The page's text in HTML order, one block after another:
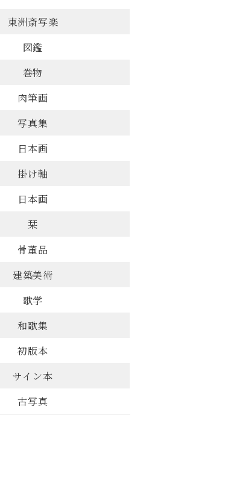
東洲斎写楽
図鑑
巻物
肉筆画
写真集
日本画
掛け軸
日本画
栞
骨董品
建築美術
歌学
和歌集
初版本
サイン本
古写真